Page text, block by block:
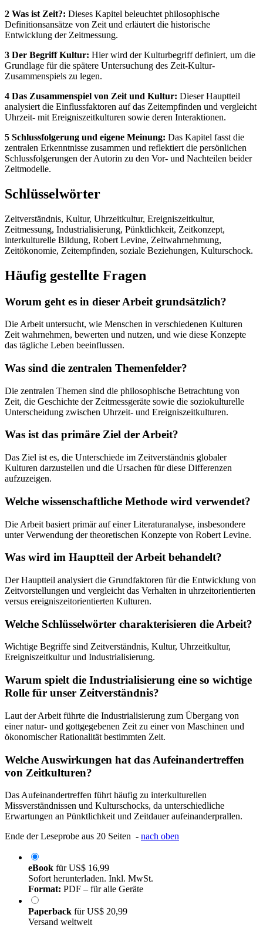
2 Was ist Zeit?: Dieses Kapitel beleuchtet philosophische
Definitionsansätze von Zeit und erläutert die historische
Entwicklung der Zeitmessung.
3 Der Begriff Kultur: Hier wird der Kulturbegriff definiert, um die
Grundlage für die spätere Untersuchung des Zeit-Kultur-
Zusammenspiels zu legen.
4 Das Zusammenspiel von Zeit und Kultur: Dieser Hauptteil
analysiert die Einflussfaktoren auf das Zeitempfinden und vergleicht
Uhrzeit- mit Ereigniszeitkulturen sowie deren Interaktionen.
5 Schlussfolgerung und eigene Meinung: Das Kapitel fasst die
zentralen Erkenntnisse zusammen und reflektiert die persönlichen
Schlussfolgerungen der Autorin zu den Vor- und Nachteilen beider
Zeitmodelle.
Schlüsselwörter
Zeitverständnis, Kultur, Uhrzeitkultur, Ereigniszeitkultur,
Zeitmessung, Industrialisierung, Pünktlichkeit, Zeitkonzept,
interkulturelle Bildung, Robert Levine, Zeitwahrnehmung,
Zeitökonomie, Zeitempfinden, soziale Beziehungen, Kulturschock.
Häufig gestellte Fragen
Worum geht es in dieser Arbeit grundsätzlich?
Die Arbeit untersucht, wie Menschen in verschiedenen Kulturen
Zeit wahrnehmen, bewerten und nutzen, und wie diese Konzepte
das tägliche Leben beeinflussen.
Was sind die zentralen Themenfelder?
Die zentralen Themen sind die philosophische Betrachtung von
Zeit, die Geschichte der Zeitmessgeräte sowie die soziokulturelle
Unterscheidung zwischen Uhrzeit- und Ereigniszeitkulturen.
Was ist das primäre Ziel der Arbeit?
Das Ziel ist es, die Unterschiede im Zeitverständnis globaler
Kulturen darzustellen und die Ursachen für diese Differenzen
aufzuzeigen.
Welche wissenschaftliche Methode wird verwendet?
Die Arbeit basiert primär auf einer Literaturanalyse, insbesondere
unter Verwendung der theoretischen Konzepte von Robert Levine.
Was wird im Hauptteil der Arbeit behandelt?
Der Hauptteil analysiert die Grundfaktoren für die Entwicklung von
Zeitvorstellungen und vergleicht das Verhalten in uhrzeitorientierten
versus ereigniszeitorientierten Kulturen.
Welche Schlüsselwörter charakterisieren die Arbeit?
Wichtige Begriffe sind Zeitverständnis, Kultur, Uhrzeitkultur,
Ereigniszeitkultur und Industrialisierung.
Warum spielt die Industrialisierung eine so wichtige
Rolle für unser Zeitverständnis?
Laut der Arbeit führte die Industrialisierung zum Übergang von
einer natur- und gottgegebenen Zeit zu einer von Maschinen und
ökonomischer Rationalität bestimmten Zeit.
Welche Auswirkungen hat das Aufeinandertreffen
von Zeitkulturen?
Das Aufeinandertreffen führt häufig zu interkulturellen
Missverständnissen und Kulturschocks, da unterschiedliche
Erwartungen an Pünktlichkeit und Zeitdauer aufeinanderprallen.
Ende der Leseprobe aus 20 Seiten - nach oben
eBook fürUS$ 16,99
Sofort herunterladen. Inkl. MwSt.
Format: PDF – für alle Geräte
Paperback fürUS$ 20,99
Versand weltweit